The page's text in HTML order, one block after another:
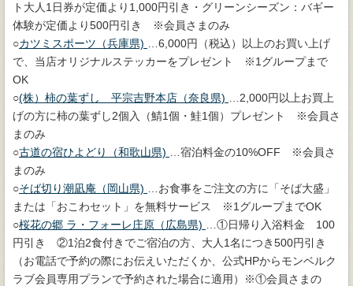
ト大人1日券が定価より1,000円引き・グリーンシーズン：バギー
体験が定価より500円引き ※会員さまのみ
○カツミスポーツ（兵庫県)
…6,000円（税込）以上のお買い上げ
で、当店オリジナルステッカーをプレゼント ※1グループまで
OK
○(株）柿の葉ずし 平宗吉野本店（奈良県)
…2,000円以上お買上
げの方に柿の葉ずし2個入（鯖1個・鮭1個）プレゼント ※会員さ
まのみ
○古道の宿ひよどり（和歌山県)
…宿泊料金の10%OFF ※会員さ
まのみ
○そば切り潮凪庵（岡山県)
…お食事をご注文の方に「そば大盛」
または「おこわセット」を無料サービス ※1グループまでOK
○桜花の郷 ラ・フォーレ庄原（広島県)
…①日帰り入浴料金 100
円引き ②1泊2食付きでご宿泊の方、大人1名につき500円引き
（お電話で予約の際にお伝えいただくか、公式HPからモンベルク
ラブ会員専用プランで予約された場合に適用）※①会員さまの